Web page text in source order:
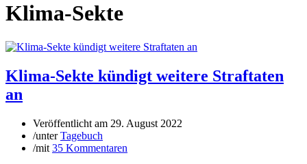
Klima-Sekte
Klima-Sekte kündigt weitere Straftaten
an
Veröffentlicht am 29. August 2022
/unterTagebuch
/mit 35 Kommentaren